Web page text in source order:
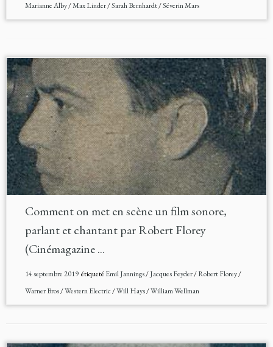
Marianne Alby/Max Linder/Sarah Bernhardt/Séverin Mars
Comment on met en scène un film sonore,
parlant et chantant par Robert Florey
(Cinémagazine ...
14 septembre 2019étiqueté Emil Jannings/Jacques Feyder/Robert Florey/
Warner Bros/Western Electric/Will Hays/William Wellman